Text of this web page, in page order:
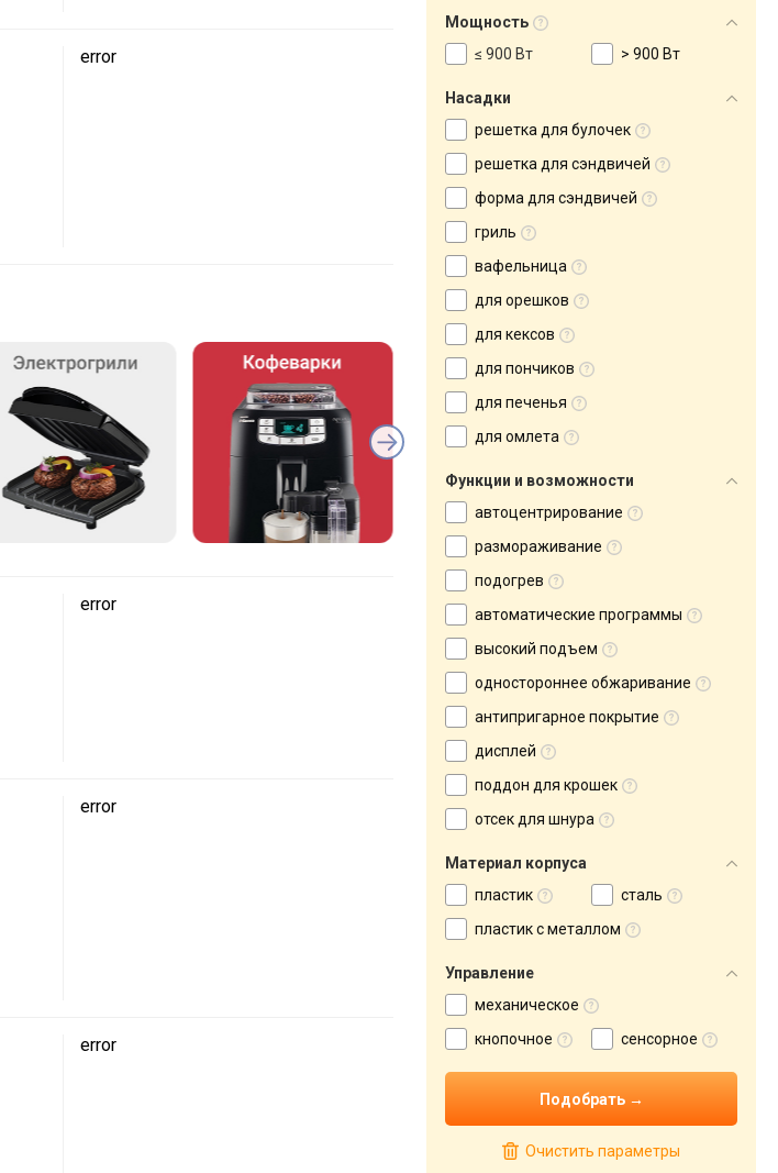
error
error
error
error
Мощность
≤ 900 Вт
> 900 Вт
Насадки
решетка для булочек
решетка для сэндвичей
форма для сэндвичей
гриль
вафельница
для орешков
для кексов
для пончиков
для печенья
для омлета
Функции и возможности
автоцентрирование
размораживание
подогрев
автоматические программы
высокий подъем
одностороннее обжаривание
антипригарное покрытие
дисплей
поддон для крошек
отсек для шнура
Материал корпуса
пластик
сталь
пластик с металлом
Управление
механическое
кнопочное
сенсорное
Очистить параметры